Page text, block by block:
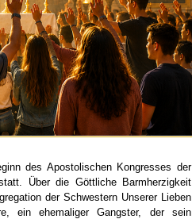
des Apostolischen Kongresses der
Über die Göttliche Barmherzigkeit
der Schwestern Unserer Lieben
ein ehemaliger Gangster, der sein